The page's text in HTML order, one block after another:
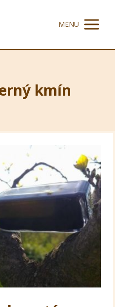
MENU
kmín